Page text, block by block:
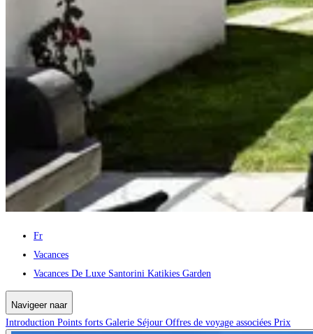
Fr
Vacances
Vacances De Luxe Santorini Katikies Garden
Navigeer naar
Introduction Points forts Galerie Séjour Offres de voyage associées Prix